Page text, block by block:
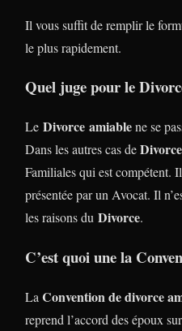
Il vous suffit de remplir le
le plus rapidement.
Quel juge pour le
Le Divorce amiablene se
Dans les autres cas deDivorce
Familiales qui est compétent.
présentée par un Avocat. Il
les raisons du Divorce.
C’est quoi une la
La Convention de divorce
reprend l’accord des époux